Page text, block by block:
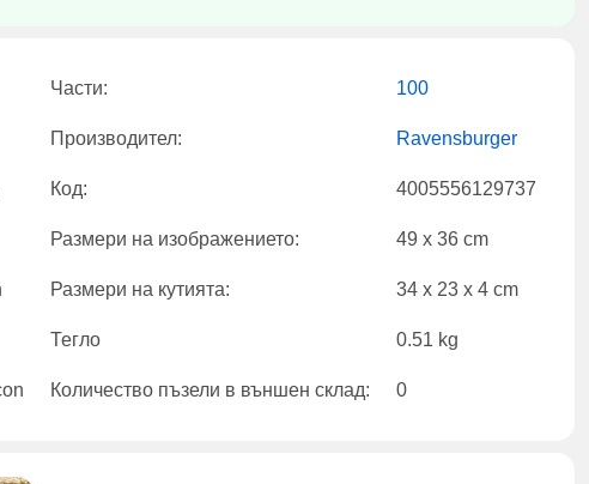
Части: 100
Производител: Ravensburger
Код: 4005556129737
Размери на изображението: 49 x 36 cm
Размери на кутията: 34 x 23 x 4 cm
Тегло 0.51 kg
Количество пъзели в външен склад: 0